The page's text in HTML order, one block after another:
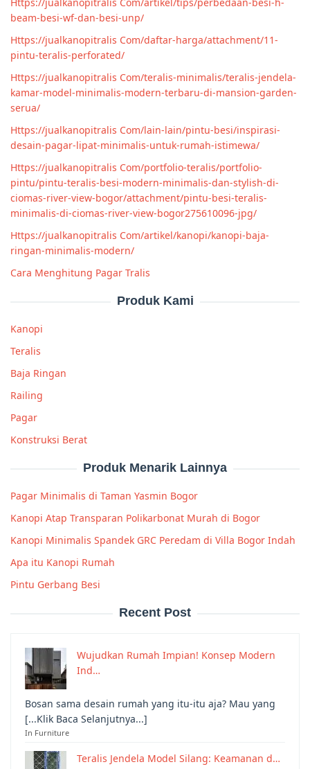
Https://jualkanopitralis Com/artikel/tips/perbedaan-besi-h-
beam-besi-wf-dan-besi-unp/
Https://jualkanopitralis Com/daftar-harga/attachment/11-
pintu-teralis-perforated/
Https://jualkanopitralis Com/teralis-minimalis/teralis-jendela-
kamar-model-minimalis-modern-terbaru-di-mansion-garden-
serua/
Https://jualkanopitralis Com/lain-lain/pintu-besi/inspirasi-
desain-pagar-lipat-minimalis-untuk-rumah-istimewa/
Https://jualkanopitralis Com/portfolio-teralis/portfolio-
pintu/pintu-teralis-besi-modern-minimalis-dan-stylish-di-
ciomas-river-view-bogor/attachment/pintu-besi-teralis-
minimalis-di-ciomas-river-view-bogor275610096-jpg/
Https://jualkanopitralis Com/artikel/kanopi/kanopi-baja-
ringan-minimalis-modern/
Cara Menghitung Pagar Tralis
Produk Kami
Kanopi
Teralis
Baja Ringan
Railing
Pagar
Konstruksi Berat
Produk Menarik Lainnya
Pagar Minimalis di Taman Yasmin Bogor
Kanopi Atap Transparan Polikarbonat Murah di Bogor
Kanopi Minimalis Spandek GRC Peredam di Villa Bogor Indah
Apa itu Kanopi Rumah
Pintu Gerbang Besi
Recent Post
Wujudkan Rumah Impian! Konsep Modern
Ind…
Bosan sama desain rumah yang itu-itu aja? Mau yang
[...Klik Baca Selanjutnya...]
In Furniture
Teralis Jendela Model Silang: Keamanan d…